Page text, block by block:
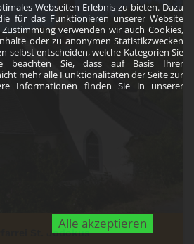
Webseiten-Erlebnis zu bieten. Dazu
für das Funktionieren unserer Website
verwenden wir auch Cookies,
oder zu anonymen Statistikzwecken
selbst entscheiden, welche Kategorien Sie
beachten Sie, dass auf Basis Ihrer
mehr alle Funktionalitäten der Seite zur
Informationen finden Sie in unserer
Alle akzeptieren
St. Jodokus: